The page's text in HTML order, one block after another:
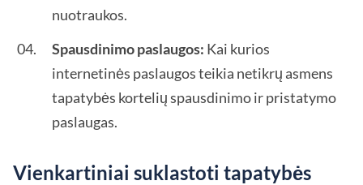
nuotraukos.
Spausdinimo paslaugos: Kai kurios
internetinės paslaugos teikia netikrų asmens
tapatybės kortelių spausdinimo ir pristatymo
paslaugas.
Vienkartiniai suklastoti tapatybės